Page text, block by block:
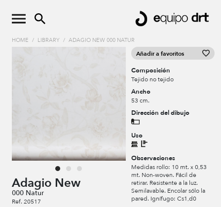
HOME / LIBRARY / ADAGIO NEW 000 NATUR
Adagio New
000 Natur
Ref. 20517
Añadir a favoritos
Composición
Tejido no tejido
Ancho
53 cm.
Dirección del dibujo
Uso
Observaciones
Medidas rollo: 10 mt. x 0,53
mt. Non-woven. Fácil de
retirar. Resistente a la luz.
Semilavable. Encolar sólo la
pared. Ignífugo: Cs1,d0